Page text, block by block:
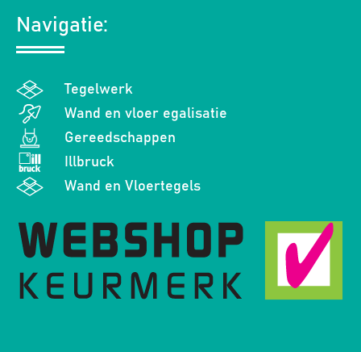
Navigatie:
Tegelwerk
Wand en vloer egalisatie
Gereedschappen
Illbruck
Wand en Vloertegels